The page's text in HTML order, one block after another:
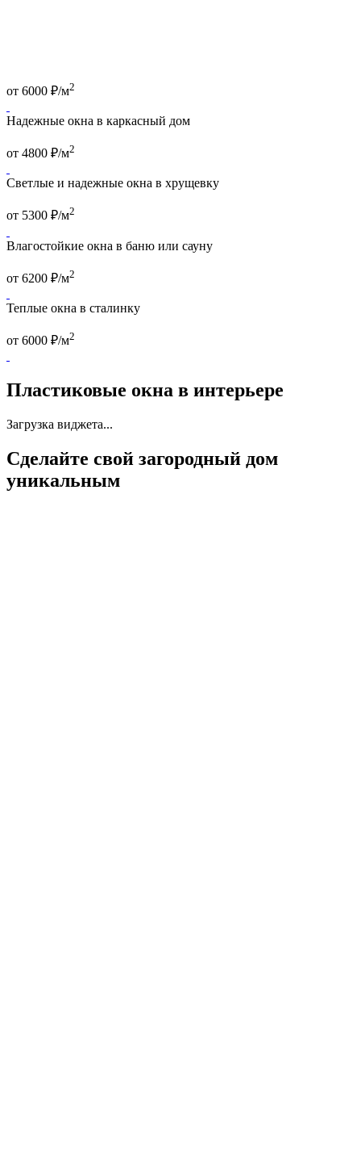
от 6000 ₽/м2
Надежные окна в каркасный дом
от 4800 ₽/м2
Светлые и надежные окна в хрущевку
от 5300 ₽/м2
Влагостойкие окна в баню или сауну
от 6200 ₽/м2
Теплые окна в сталинку
от 6000 ₽/м2
Пластиковые окна в интерьере
Загрузка виджета...
Сделайте свой загородный дом
уникальным